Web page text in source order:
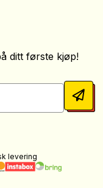
ditt første kjøp!
levering